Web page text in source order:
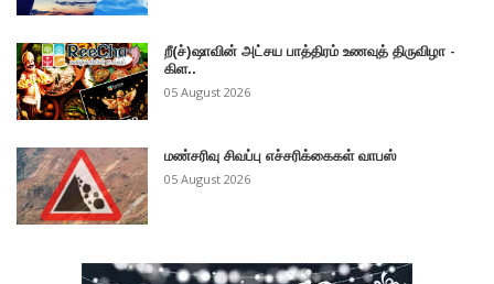
றீ(ச்)ஷாவின் அட்சய பாத்திரம் உணவுத் திருவிழா -
கிள..
05 August 2026
மண்சரிவு சிவப்பு எச்சரிக்கைகள் வாபஸ்
05 August 2026